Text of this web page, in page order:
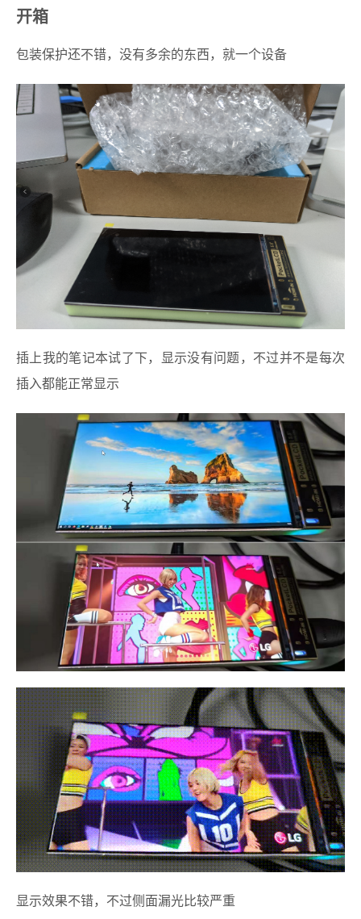
开箱
包装保护还不错，没有多余的东西，就一个设备
插上我的笔记本试了下，显示没有问题，不过并不是每次
插入都能正常显示
显示效果不错，不过侧面漏光比较严重